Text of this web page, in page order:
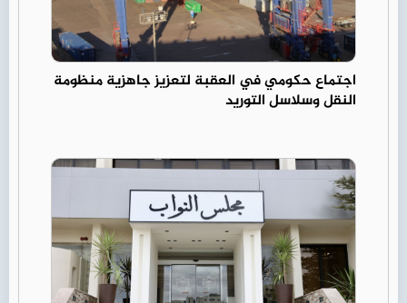
اجتماع حكومي في العقبة لتعزيز جاهزية منظومة
النقل وسلاسل التوريد